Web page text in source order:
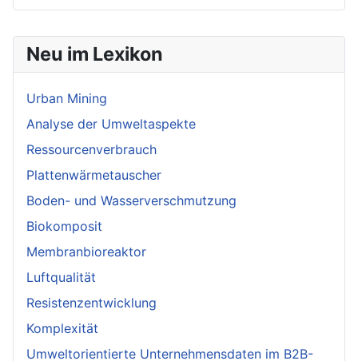
Neu im Lexikon
Urban Mining
Analyse der Umweltaspekte
Ressourcenverbrauch
Plattenwärmetauscher
Boden- und Wasserverschmutzung
Biokomposit
Membranbioreaktor
Luftqualität
Resistenzentwicklung
Komplexität
Umweltorientierte Unternehmensdaten im B2B-